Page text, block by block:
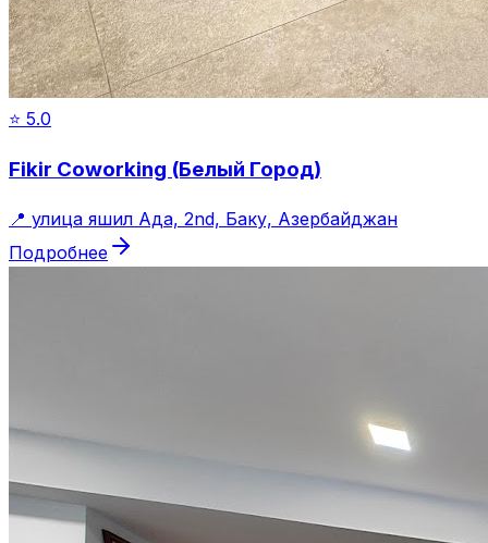
⭐ 5.0
Fikir Coworking (Белый Город)
📍 улица яшил Ада, 2nd, Баку, Азербайджан
Подробнее